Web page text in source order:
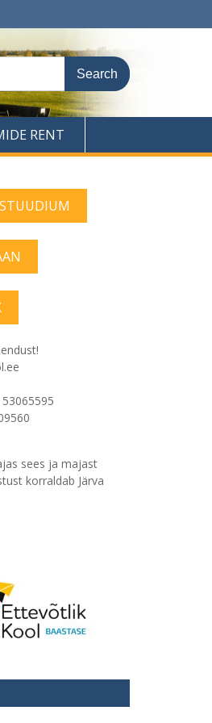
RENT
STUUDIUM
sees ja majast
korraldab Järva